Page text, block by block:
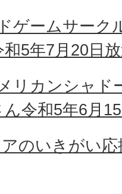
ゲームサーク
5年7月20日
リカンシャド
令和5年6月
のいきがい